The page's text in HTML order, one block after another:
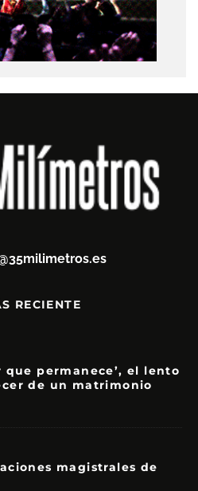
RECIENTE
que permanece’, el lento
de un matrimonio
magistrales de